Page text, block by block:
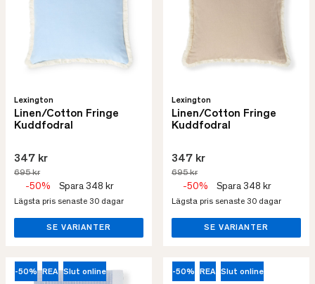
Lexington
Linen/Cotton Fringe
Kuddfodral
347 kr
695 kr
-50% Spara 348 kr
Lägsta pris senaste 30 dagar
SE VARIANTER
Lexington
Linen/Cotton Fringe
Kuddfodral
347 kr
695 kr
-50% Spara 348 kr
Lägsta pris senaste 30 dagar
SE VARIANTER
-50% REA Slut online -50% REA Slut online